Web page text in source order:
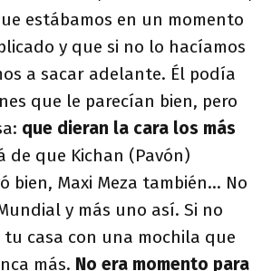
estábamos en un momento
y que si no lo hacíamos
a sacar adelante. Él podía
que le parecían bien, pero
que dieran la cara los más
de que Kichan (Pavón)
bien, Maxi Meza también... No
y más uno así. Si no
tu casa con una mochila que
más. No era momento para